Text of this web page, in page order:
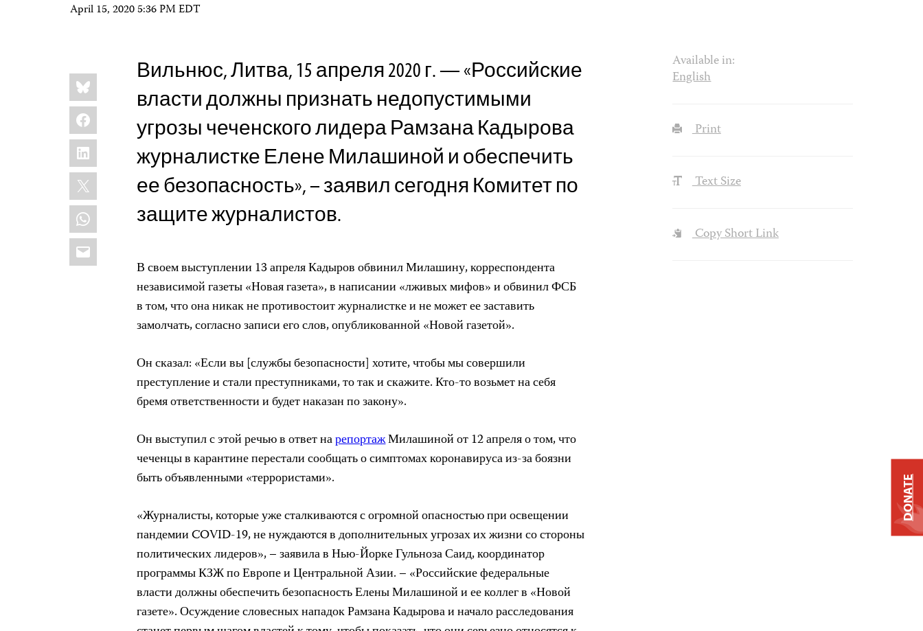
April 15, 2020 5:36 PM EDT
Share
this:
Bluesky
Facebook
LinkedIn
X
WhatsApp
Email
Вильнюс, Литва, 15 апреля 2020 г. — «Российские
власти должны признать недопустимыми
угрозы чеченского лидера Рамзана Кадырова
журналистке Елене Милашиной и обеспечить
ее безопасность», – заявил сегодня Комитет по
защите журналистов.
В своем выступлении 13 апреля Кадыров обвинил Милашину, корреспондента
независимой газеты «Новая газета», в написании «лживых мифов» и обвинил ФСБ
в том, что она никак не противостоит журналистке и не может ее заставить
замолчать, согласно записи его слов, опубликованной «Новой газетой».
Он сказал: «Если вы [службы безопасности] хотите, чтобы мы совершили
преступление и стали преступниками, то так и скажите. Кто-то возьмет на себя
бремя ответственности и будет наказан по закону».
Он выступил с этой речью в ответ нарепортажМилашиной от 12 апреля о том, что
чеченцы в карантине перестали сообщать о симптомах коронавируса из-за боязни
быть объявленными «террористами».
«Журналисты, которые уже сталкиваются с огромной опасностью при освещении
пандемии COVID-19, не нуждаются в дополнительных угрозах их жизни со стороны
политических лидеров», – заявила в Нью-Йорке Гульноза Саид, координатор
программы КЗЖ по Европе и Центральной Азии. – «Российские федеральные
власти должны обеспечить безопасность Елены Милашиной и ее коллег в «Новой
газете». Осуждение словесных нападок Рамзана Кадырова и начало расследования
Available in:
English
Print
Text Size
Copy Short Link
DONATE